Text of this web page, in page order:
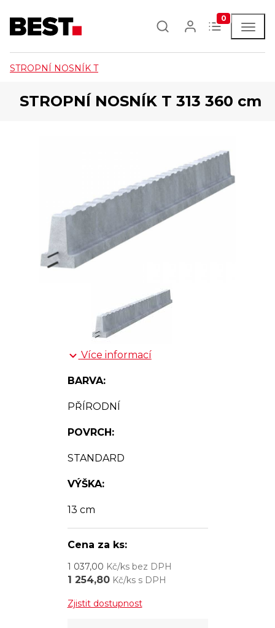
0
STROPNÍ NOSNÍK T
STROPNÍ NOSNÍK T 313 360 cm
Více informací
BARVA:
PŘÍRODNÍ
POVRCH:
STANDARD
VÝŠKA:
13 cm
Cena za ks:
1 037,00 Kč/ks bez DPH
1 254,80Kč/ks s DPH
Zjistit dostupnost